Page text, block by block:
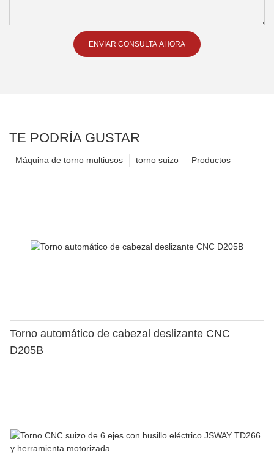
ENVIAR CONSULTA AHORA
TE PODRÍA GUSTAR
Productos
torno suizo
Máquina de torno multiusos
Torno automático de cabezal deslizante CNC
D205B